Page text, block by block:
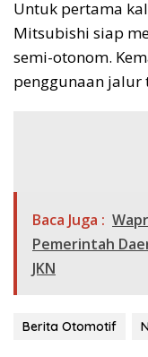
Untuk pertama
Mitsubishi siap
semi-otonom.
penggunaan jalur
Baca Juga :
Pemerintah
JKN
Berita Otomotif